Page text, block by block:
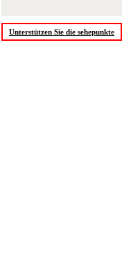
Unterstützen Sie die sehepunkte